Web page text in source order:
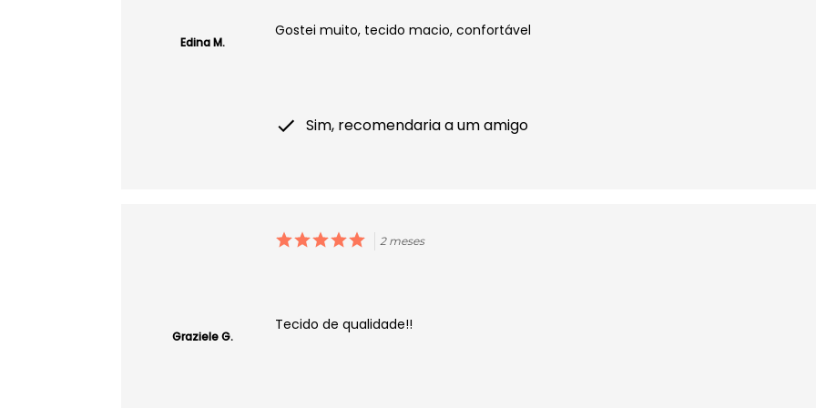
Edina M.
Gostei muito, tecido macio, confortável
Sim, recomendaria a um amigo
Graziele G.
2 meses
Tecido de qualidade!!